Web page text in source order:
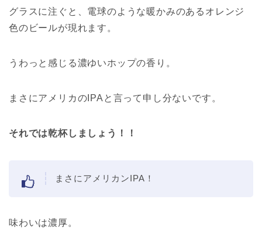
グラスに注ぐと、電球のような暖かみのあるオレンジ
色のビールが現れます。
うわっと感じる濃ゆいホップの香り。
まさにアメリカのIPAと言って申し分ないです。
それでは乾杯しましょう！！
まさにアメリカンIPA！
味わいは濃厚。